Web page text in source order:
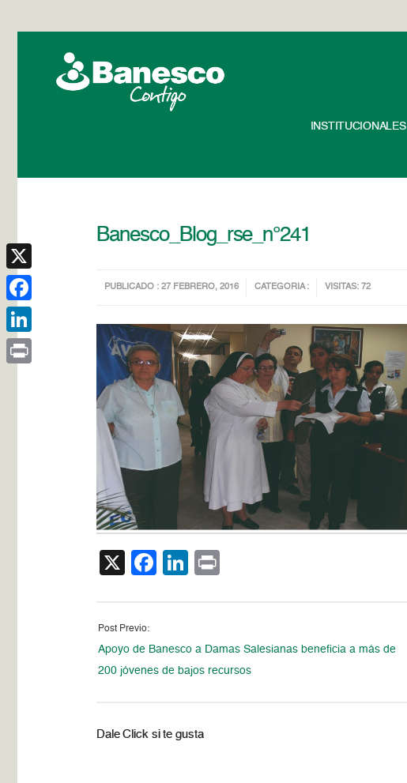
INSTITUCIONALES
Banesco_Blog_rse_n°241
PUBLICADO : 27 FEBRERO, 2016 CATEGORIA : VISITAS: 72
X Facebook
LinkedIn
Post Previo:
Apoyo de Banesco a Damas Salesianas beneficia a más de
200 jóvenes de bajos recursos
Dale Click si te gusta
X
Facebook
LinkedIn